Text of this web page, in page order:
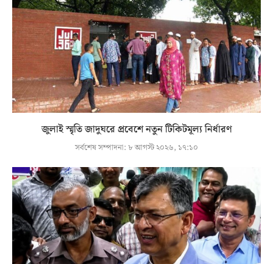
জুলাই স্মৃতি জাদুঘরে প্রবেশে নতুন টিকিটমূল্য নির্ধারণ
সর্বশেষ সম্পাদনা: ৮ আগস্ট ২০২৬, ১৭:১০